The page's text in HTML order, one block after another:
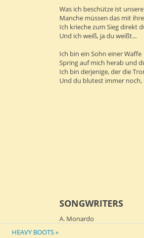
Was ich beschütze ist
Manche müssen das mit
Ich krieche zum Sieg direkt
Und ich weiß, ja du weißt...
Ich bin ein Sohn einer Waffe
Spring auf mich herab und
Ich bin derjenige, der die
Und du blutest immer
SONGWRITERS
A. Monardo
HEAVY BOOTS »